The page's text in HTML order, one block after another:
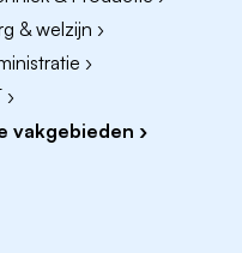
& welzijn ›
›
›
vakgebieden ›